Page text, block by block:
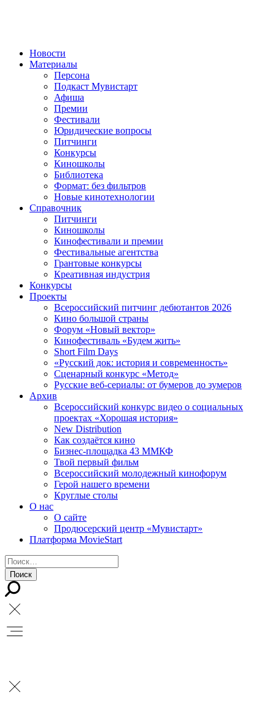
Новости
Материалы
Персона
Подкаст Мувистарт
Афиша
Премии
Фестивали
Юридические вопросы
Питчинги
Конкурсы
Киношколы
Библиотека
Формат: без фильтров
Новые кинотехнологии
Справочник
Питчинги
Киношколы
Кинофестивали и премии
Фестивальные агентства
Грантовые конкурсы
Креативная индустрия
Конкурсы
Проекты
Всероссийский питчинг дебютантов 2026
Кино большой страны
Форум «Новый вектор»
Кинофестиваль «Будем жить»
Short Film Days
«Русский док: история и современность»
Сценарный конкурс «Метод»
Русские веб-сериалы: от бумеров до зумеров
Архив
Всероссийский конкурс видео о социальных
проектах «Хорошая история»
New Distribution
Как создаётся кино
Бизнес-площадка 43 ММКФ
Твой первый фильм
Всероссийский молодежный кинофорум
Герой нашего времени
Круглые столы
О нас
О сайте
Продюсерский центр «Мувистарт»
Платформа MovieStart